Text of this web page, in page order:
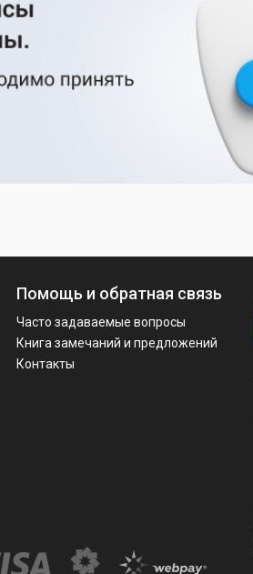
Помощь и обратная связь
Часто задаваемые вопросы
Книга замечаний и предложений
Контакты